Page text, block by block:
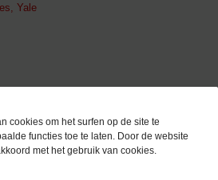
cookies om het surfen op de site te
functies toe te laten. Door de website
met het gebruik van cookies.
Yale